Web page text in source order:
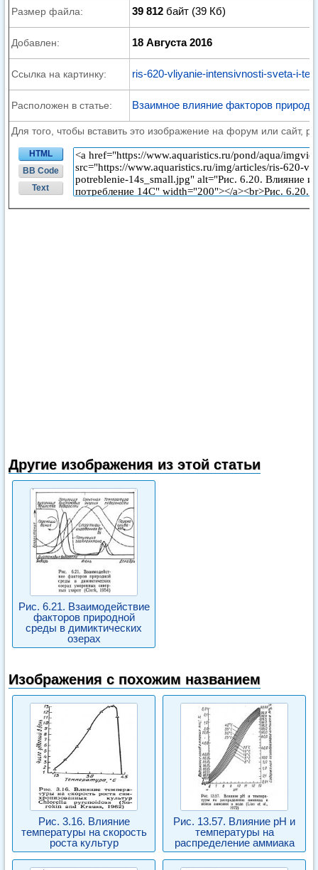
Размер файла: 39 812 байт (39 Кб)
Добавлен: 18 Августа 2016
Ссылка на картинку: ris-620-vliyanie-intensivnosti-sveta-i-
Расположен в статье: Взаимное влияние факторов
Для того, чтобы вставить это изображение на форум или сайт,
HTML
BB Code
Text
Другие изображения из этой статьи
Рис. 6.21. Взаимодействие
факторов природной
среды в димиктических
озерах
Изображения с похожим названием
Рис. 3.16. Влияние
температуры на скорость
роста культур
Рис. 13.57. Влияние pH и
температуры на
распределение аммиака